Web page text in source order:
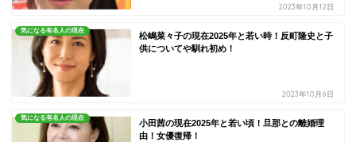
2023年10月12日
気になる有名人の現在
松嶋菜々子の現在2025年と若い時！反町隆史と子
供についてや馴れ初め！
2023年10月6日
気になる有名人の現在
小田茜の現在2025年と若い頃！旦那との離婚理
由！女優復帰！